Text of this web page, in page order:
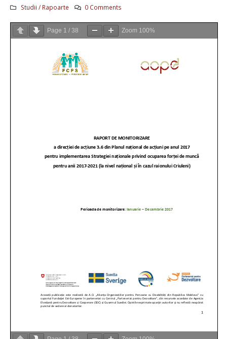
Studii / Rapoarte 0 Comments
Page 1 / 38 Zoom 100%